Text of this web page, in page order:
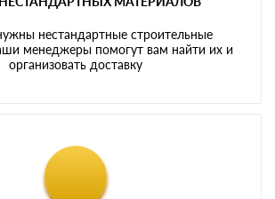
нестандартные строительные
менеджеры помогут вам найти их и
организовать доставку